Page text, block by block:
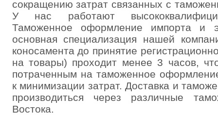
сокращению затрат связанных с
У нас работают
Таможенное оформление импорта и
основная специализация нашей
коносамента до принятие
на товары) проходит менее 3 часов,
потраченным на таможенное
к минимизации затрат. Доставка и
производиться через различные
Востока.